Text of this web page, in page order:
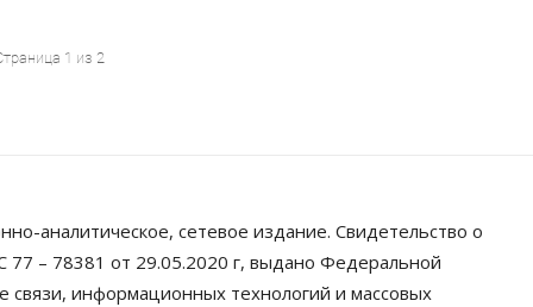
1 из 2
аналитическое, сетевое издание. Свидетельство о
– 78381 от 29.05.2020 г, выдано Федеральной
связи, информационных технологий и массовых